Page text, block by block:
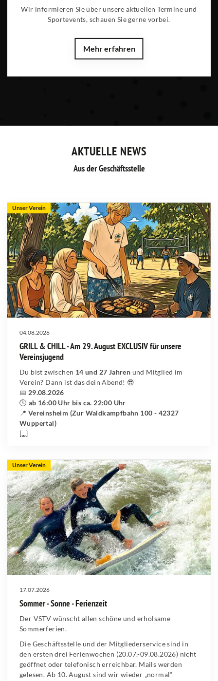
Wir informieren Sie über unsere aktuellen Termine und
Sportevents, schauen Sie gerne vorbei.
Mehr erfahren
AKTUELLE NEWS
Aus der Geschäftsstelle
Unser Verein
04.08.2026
GRILL & CHILL - Am 29. August EXCLUSIV für unsere
Vereinsjugend
Du bist zwischen 14 und 27 Jahren und Mitglied im
Verein? Dann ist das dein Abend! 😎
📅 29.08.2026
🕓 ab 16:00 Uhr bis ca. 22:00 Uhr
📍 Vereinsheim (Zur Waldkampfbahn 100 - 42327
Wuppertal)
[...]
Unser Verein
17.07.2026
Sommer - Sonne - Ferienzeit
Der VSTV wünscht allen schöne und erholsame
Sommerferien.
Die Geschäftsstelle und der Mitgliederservice sind in
den ersten drei Ferienwochen (20.07.-09.08.2026) nicht
geöffnet oder telefonisch erreichbar. Mails werden
gelesen. Ab 10. August sind wir wieder „normal“